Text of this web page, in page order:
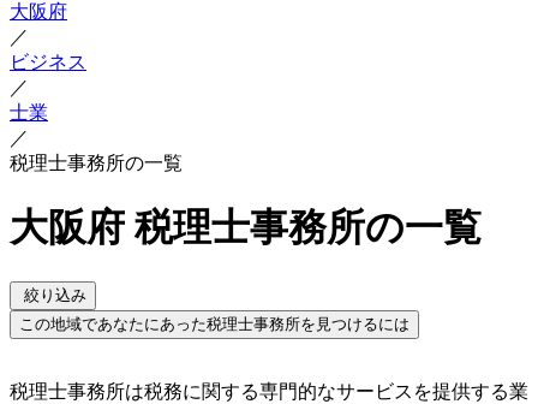
大阪府
／
ビジネス
／
士業
／
税理士事務所の一覧
大阪府 税理士事務所の一覧
絞り込み
この地域であなたにあった税理士事務所を見つけるには
税理士事務所は税務に関する専門的なサービスを提供する業